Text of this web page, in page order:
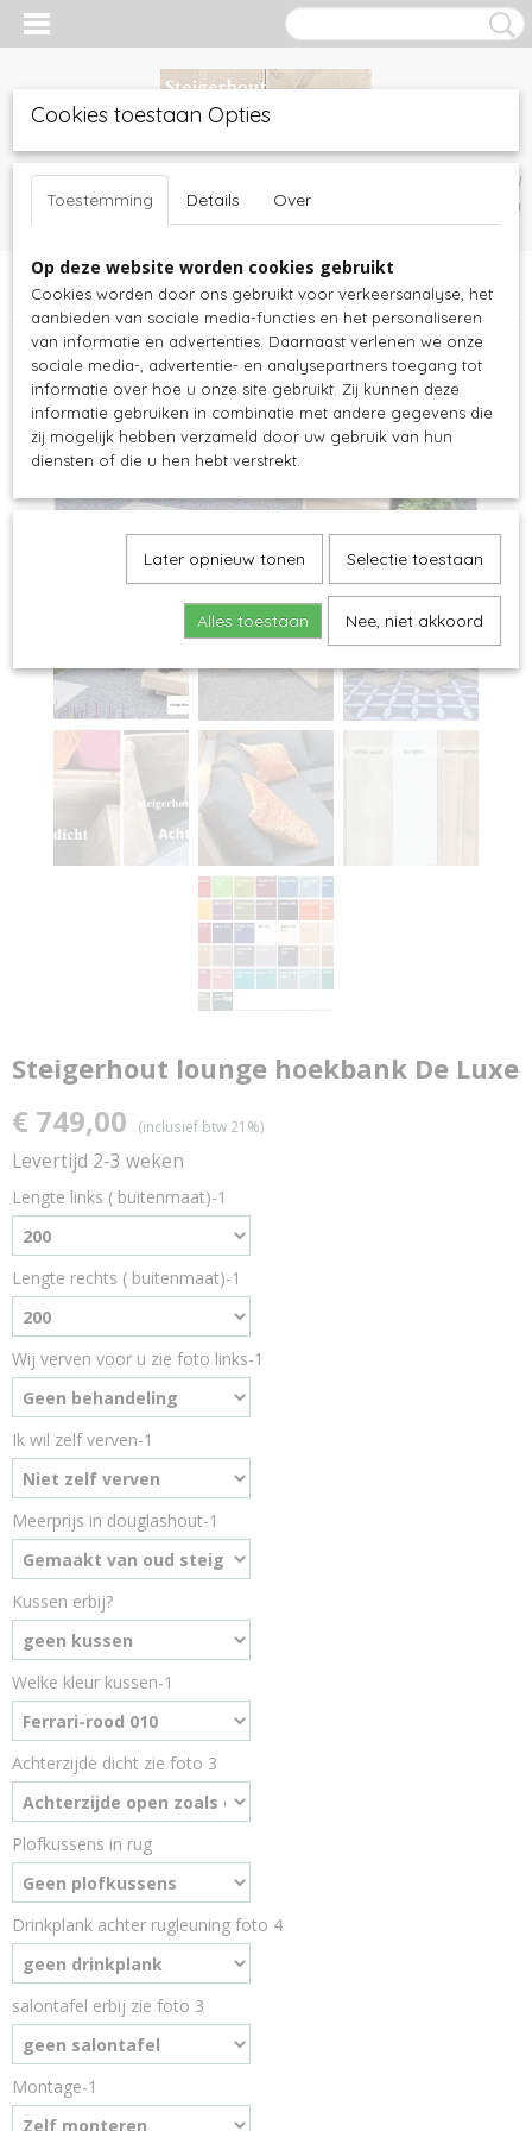
Inloggen Registreren
UW WINKELWAGEN
(0)
Home >Tuinmeubelen>Steigerhout tuinmeubels>
Loungemeubels> Steigerhout lounge hoekbank De Luxe
Steigerhout lounge hoekbank De Luxe
€ 749,00 (inclusief btw 21%)
Levertijd 2-3 weken
Lengte links ( buitenmaat)-1
Lengte rechts ( buitenmaat)-1
Wij verven voor u zie foto links-1
Ik wil zelf verven-1
Meerprijs in douglashout-1
Kussen erbij?
Welke kleur kussen-1
Achterzijde dicht zie foto 3
Plofkussens in rug
Drinkplank achter rugleuning foto 4
salontafel erbij zie foto 3
Montage-1
Cookies toestaan Opties
Toestemming Details Over
Op deze website worden cookies gebruikt
Cookies worden door ons gebruikt voor verkeersanalyse, het
aanbieden van sociale media-functies en het personaliseren
van informatie en advertenties. Daarnaast verlenen we onze
sociale media-, advertentie- en analysepartners toegang tot
informatie over hoe u onze site gebruikt. Zij kunnen deze
informatie gebruiken in combinatie met andere gegevens die
zij mogelijk hebben verzameld door uw gebruik van hun
diensten of die u hen hebt verstrekt.
Later opnieuw tonen Selectie toestaan
Alles toestaan Nee, niet akkoord